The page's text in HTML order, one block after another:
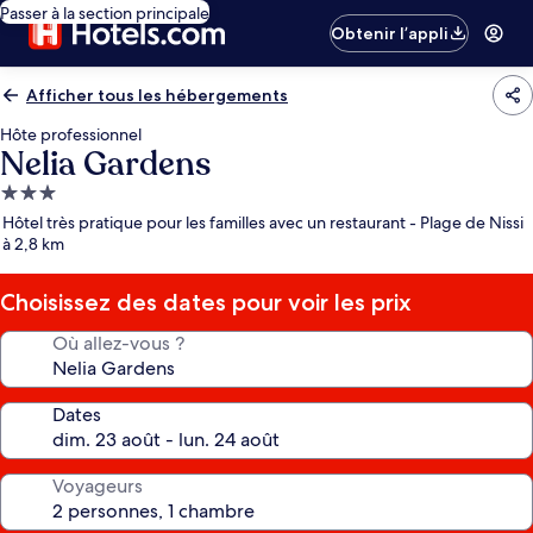
Passer à la section principale
Obtenir l’appli
Afficher tous les hébergements
Hôte professionnel
Nelia Gardens
Hébergement
3.0 étoiles
Hôtel très pratique pour les familles avec un restaurant - Plage de Nissi
à 2,8 km
Choisissez des dates pour voir les prix
Où allez-vous ?
Dates
Voyageurs